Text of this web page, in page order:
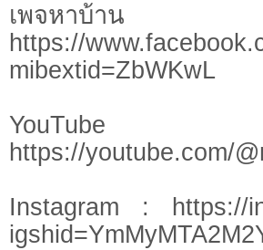
เพจหาบ้
https://
mibextid=ZbWKwL
https://youtube.com/
Instagram : https://